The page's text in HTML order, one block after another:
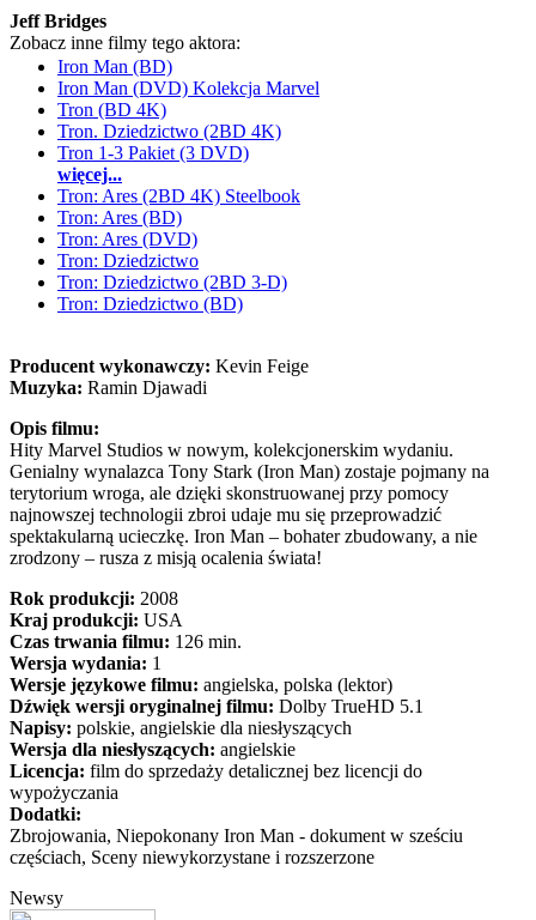
Jeff Bridges
Zobacz inne filmy tego aktora:
Iron Man (BD)
Iron Man (DVD) Kolekcja Marvel
Tron (BD 4K)
Tron. Dziedzictwo (2BD 4K)
Tron 1-3 Pakiet (3 DVD)
więcej...
Tron: Ares (2BD 4K) Steelbook
Tron: Ares (BD)
Tron: Ares (DVD)
Tron: Dziedzictwo
Tron: Dziedzictwo (2BD 3-D)
Tron: Dziedzictwo (BD)
Producent wykonawczy: Kevin Feige
Muzyka: Ramin Djawadi
Opis filmu:
Hity Marvel Studios w nowym, kolekcjonerskim wydaniu.
Genialny wynalazca Tony Stark (Iron Man) zostaje pojmany na
terytorium wroga, ale dzięki skonstruowanej przy pomocy
najnowszej technologii zbroi udaje mu się przeprowadzić
spektakularną ucieczkę. Iron Man – bohater zbudowany, a nie
zrodzony – rusza z misją ocalenia świata!
Rok produkcji: 2008
Kraj produkcji: USA
Czas trwania filmu: 126 min.
Wersja wydania: 1
Wersje językowe filmu: angielska, polska (lektor)
Dźwięk wersji oryginalnej filmu: Dolby TrueHD 5.1
Napisy: polskie, angielskie dla niesłyszących
Wersja dla niesłyszących: angielskie
Licencja: film do sprzedaży detalicznej bez licencji do
wypożyczania
Dodatki:
Zbrojowania, Niepokonany Iron Man - dokument w sześciu
częściach, Sceny niewykorzystane i rozszerzone
Newsy